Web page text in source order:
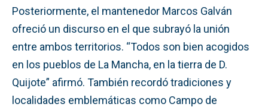
Posteriormente, el mantenedor Marcos Galván
ofreció un discurso en el que subrayó la unión
entre ambos territorios. “Todos son bien acogidos
en los pueblos de La Mancha, en la tierra de D.
Quijote” afirmó. También recordó tradiciones y
localidades emblemáticas como Campo de